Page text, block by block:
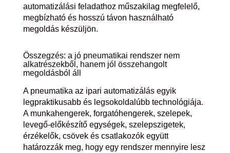
automatizálási feladathoz műszakilag megfelelő,
megbízható és hosszú távon használható
megoldás készüljön.
Összegzés: a jó pneumatikai rendszer nem
alkatrészekből, hanem jól összehangolt
megoldásból áll
A pneumatika az ipari automatizálás egyik
legpraktikusabb és legsokoldalúbb technológiája.
A munkahengerek, forgatóhengerek, szelepek,
levegő-előkészítő egységek, szelepszigetek,
érzékelők, csövek és csatlakozók együtt
határozzák meg, hogy egy rendszer mennyire lesz